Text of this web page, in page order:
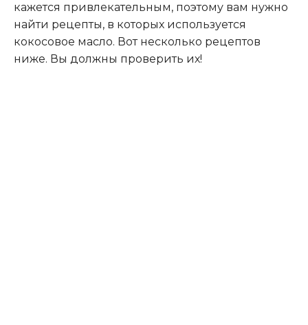
кажется привлекательным, поэтому вам нужно
найти рецепты, в которых используется
кокосовое масло. Вот несколько рецептов
ниже. Вы должны проверить их!